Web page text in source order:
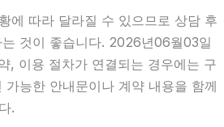
에 따라 달라질 수 있으므로 상담 후
것이 좋습니다. 2026년06월03일
, 이용 절차가 연결되는 경우에는 구
능한 안내문이나 계약 내용을 함께
.